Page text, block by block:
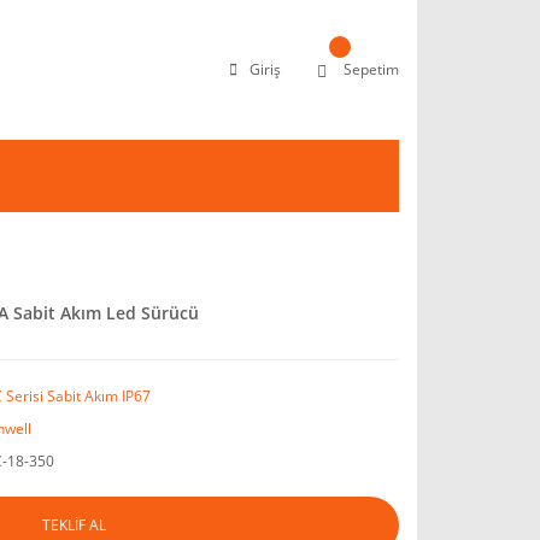
Giriş Sepetim
Sabit Akım Led Sürücü
Serisi Sabit Akım IP67
18-350
TEKLİF AL